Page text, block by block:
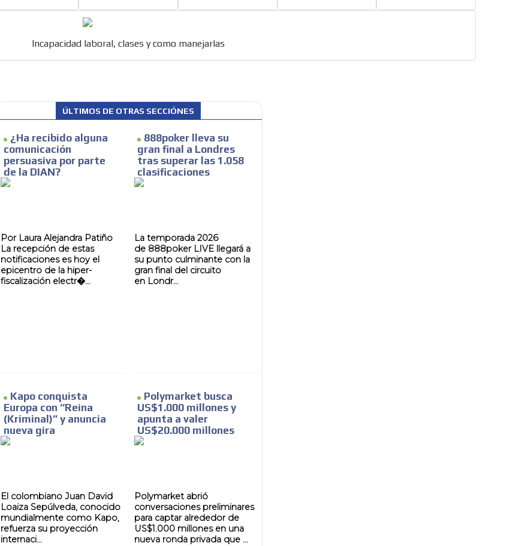
Incapacidad laboral, clases y como manejarlas
ÚLTIMOS DE OTRAS SECCIÓNES
¿Ha recibido alguna
comunicación
persuasiva por parte
de la DIAN?
Por Laura Alejandra Patiño
La recepción de estas
notificaciones es hoy el
epicentro de la hiper-
fiscalización electr�...
888poker lleva su
gran final a Londres
tras superar las 1.058
clasificaciones
La temporada 2026
de 888poker LIVE llegará a
su punto culminante con la
gran final del circuito
en Londr...
Kapo conquista
Europa con “Reina
(Kriminal)” y anuncia
nueva gira
El colombiano Juan David
Loaiza Sepúlveda, conocido
mundialmente como Kapo,
refuerza su proyección
internaci...
Polymarket busca
US$1.000 millones y
apunta a valer
US$20.000 millones
Polymarket abrió
conversaciones preliminares
para captar alrededor de
US$1.000 millones en una
nueva ronda privada que ...
MVE
ADVERTISEMENT
MEDIUM